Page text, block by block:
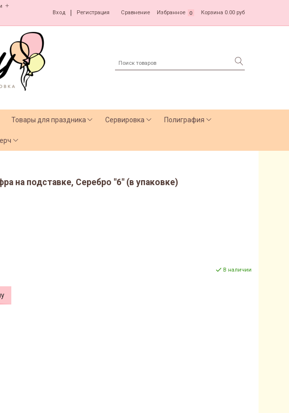
Вход Регистрация Сравнение Избранное 0 Корзина 0.00 руб
Товары для праздника Сервировка Полиграфия
на подставке, Серебро "6" (в упаковке)
В наличии